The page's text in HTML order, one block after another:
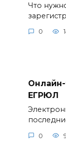
Что
0
ЕГРЮЛ
0